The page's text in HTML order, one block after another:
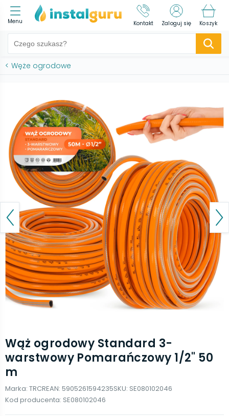
Menu Kontakt Zaloguj się Koszyk
< Węże ogrodowe
Wąż ogrodowy Standard 3-
warstwowy Pomarańczowy 1/2" 50
m
Marka: TRCREAN: 5905261594235SKU: SE080102046
Kod producenta: SE080102046